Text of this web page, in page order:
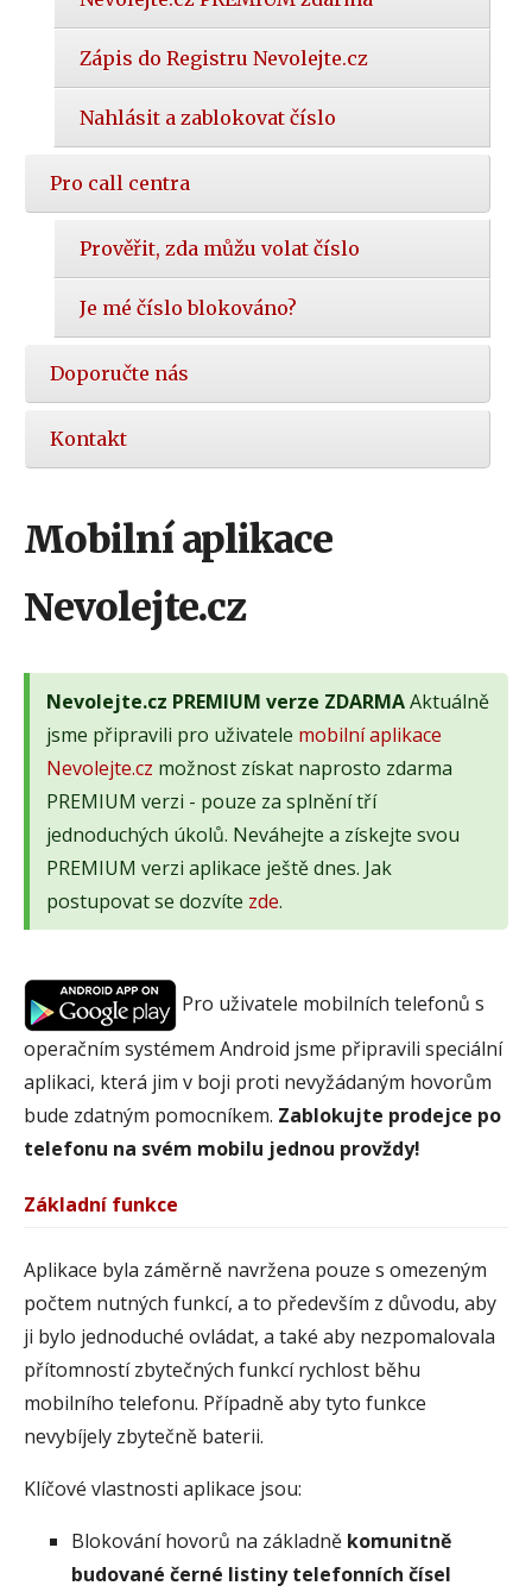
Zápis do Registru Nevolejte.cz
Nahlásit a zablokovat číslo
Pro call centra
Prověřit, zda můžu volat číslo
Je mé číslo blokováno?
Doporučte nás
Kontakt
Mobilní aplikace
Nevolejte.cz
Nevolejte.cz PREMIUM verze ZDARMAAktuálně
jsme připravili pro uživatele mobilní aplikace
Nevolejte.cz možnost získat naprosto zdarma
PREMIUM verzi - pouze za splnění tří
jednoduchých úkolů. Neváhejte a získejte svou
PREMIUM verzi aplikace ještě dnes. Jak
postupovat se dozvíte zde.
Pro uživatele mobilních telefonů s
operačním systémem Android jsme připravili speciální
aplikaci, která jim v boji proti nevyžádaným hovorům
bude zdatným pomocníkem. Zablokujte prodejce po
telefonu na svém mobilu jednou provždy!
Základní funkce
Aplikace byla záměrně navržena pouze s omezeným
počtem nutných funkcí, a to především z důvodu, aby
ji bylo jednoduché ovládat, a také aby nezpomalovala
přítomností zbytečných funkcí rychlost běhu
mobilního telefonu. Případně aby tyto funkce
nevybíjely zbytečně baterii.
Klíčové vlastnosti aplikace jsou:
Blokování hovorů na základně komunitně
budované černé listiny telefonních čísel